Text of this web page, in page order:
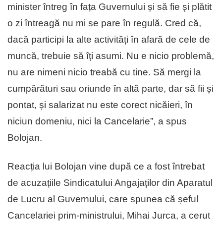
minister întreg în fața Guvernului și să fie și plătit
o zi întreagă nu mi se pare în regulă. Cred că,
dacă participi la alte activități în afară de cele de
muncă, trebuie să îți asumi. Nu e nicio problemă,
nu are nimeni nicio treabă cu tine. Să mergi la
cumpărături sau oriunde în altă parte, dar să fii și
pontat, și salarizat nu este corect nicăieri, în
niciun domeniu, nici la Cancelarie”, a spus
Bolojan.
Reacția lui Bolojan vine după ce a fost întrebat
de acuzațiile Sindicatului Angajaților din Aparatul
de Lucru al Guvernului, care spunea că șeful
Cancelariei prim-ministrului, Mihai Jurca, a cerut